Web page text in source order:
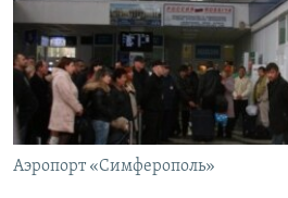
ПОБЕДИТЕЛЕЙ НЕ СУДЯТ?
КРЫМ.НЕПОКОРЕННЫЙ
ELIFBE
УКРАИНСКАЯ ПРОБЛЕМА КРЫМА
ПРИСОЕДИНЯЙТЕСЬ!
Все сайты RFE/RL
Аэропорт «Симферополь»